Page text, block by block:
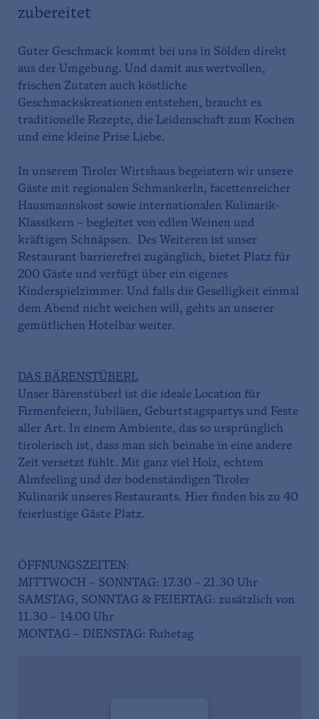
zubereitet
Guter Geschmack kommt bei uns in Sölden direkt
aus der Umgebung. Und damit aus wertvollen,
frischen Zutaten auch köstliche
Geschmackskreationen entstehen, braucht es
traditionelle Rezepte, die Leidenschaft zum Kochen
und eine kleine Prise Liebe.
In unserem Tiroler Wirtshaus begeistern wir unsere
Gäste mit regionalen Schmankerln, facettenreicher
Hausmannskost sowie internationalen Kulinarik-
Klassikern – begleitet von edlen Weinen und
kräftigen Schnäpsen. Des Weiteren ist unser
Restaurant barrierefrei zugänglich, bietet Platz für
200 Gäste und verfügt über ein eigenes
Kinderspielzimmer. Und falls die Geselligkeit einmal
dem Abend nicht weichen will, gehts an unserer
gemütlichen Hotelbar weiter.
DAS BÄRENSTÜBERL
Unser Bärenstüberl ist die ideale Location für
Firmenfeiern, Jubiläen, Geburtstagspartys und Feste
aller Art. In einem Ambiente, das so ursprünglich
tirolerisch ist, dass man sich beinahe in eine andere
Zeit versetzt fühlt. Mit ganz viel Holz, echtem
Almfeeling und der bodenständigen Tiroler
Kulinarik unseres Restaurants. Hier finden bis zu 40
feierlustige Gäste Platz.
ÖFFNUNGSZEITEN:
MITTWOCH – SONNTAG: 17.30 – 21.30 Uhr
SAMSTAG, SONNTAG & FEIERTAG: zusätzlich von
11.30 – 14.00 Uhr
MONTAG – DIENSTAG: Ruhetag